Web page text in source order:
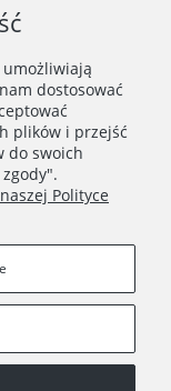
dostosować
plików i przejść
do swoich
Polityce